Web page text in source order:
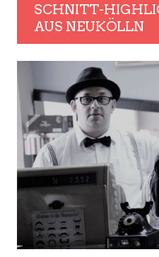
SCHNITT-
AUS NEUKÖLLN